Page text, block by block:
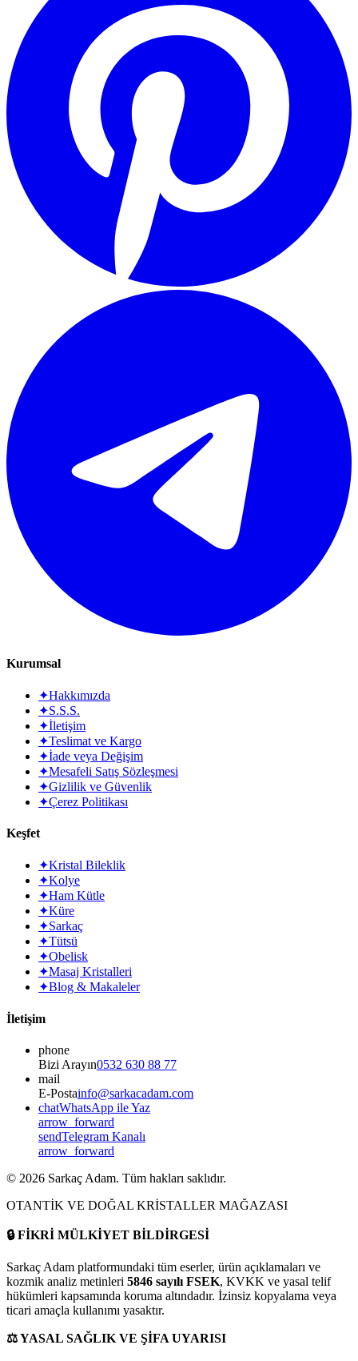
Kurumsal
✦Hakkımızda
✦S.S.S.
✦İletişim
✦Teslimat ve Kargo
✦İade veya Değişim
✦Mesafeli Satış Sözleşmesi
✦Gizlilik ve Güvenlik
✦Çerez Politikası
Keşfet
✦Kristal Bileklik
✦Kolye
✦Ham Kütle
✦Küre
✦Sarkaç
✦Tütsü
✦Obelisk
✦Masaj Kristalleri
✦Blog & Makaleler
İletişim
phone
Bizi Arayın0532 630 88 77
mail
E-Postainfo@sarkacadam.com
chatWhatsApp ile Yaz
arrow_forward
sendTelegram Kanalı
arrow_forward
© 2026 Sarkaç Adam. Tüm hakları saklıdır.
OTANTİK VE DOĞAL KRİSTALLER MAĞAZASI
🔒FİKRİ MÜLKİYET BİLDİRGESİ
Sarkaç Adam platformundaki tüm eserler, ürün açıklamaları ve
kozmik analiz metinleri 5846 sayılı FSEK, KVKK ve yasal telif
hükümleri kapsamında koruma altındadır. İzinsiz kopyalama veya
ticari amaçla kullanımı yasaktır.
⚖️YASAL SAĞLIK VE ŞİFA UYARISI